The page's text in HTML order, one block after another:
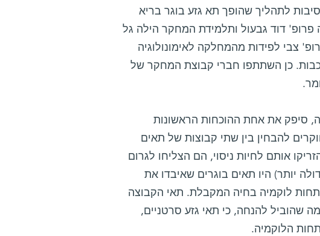
לתהליך שהופך תא גזע בוגר בריא
דוד גבעול ותלמידת המחקר הילה גל
צבי לפידות מהמחלקה לאימונולוגיה
כן השתתפו חברי קבוצת המחקר של
סיפק את אחת ההוכחות הראשונות
להבחין בין שתי קבוצות של תאים
אותם לחיות ניסוי, הם הצליחו לגרום
יותר) היו תאים בוגרים שאיבדו את
לוקמיה בחיה המקבלת. תאי הקבוצה
שהוביל להנחה, כי תאי גזע סרטניים,
הלוקמיה.